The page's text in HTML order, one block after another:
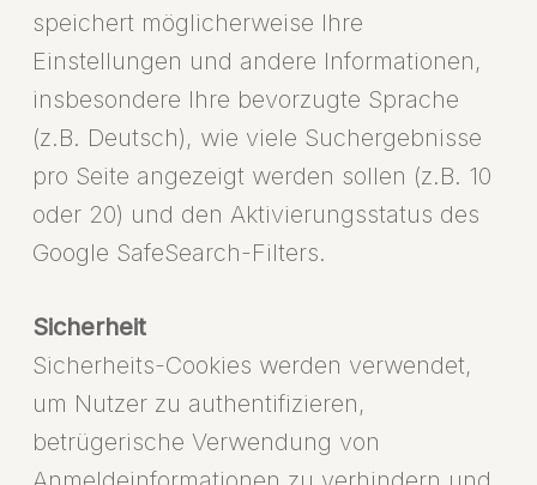
speichert möglicherweise Ihre
Einstellungen und andere Informationen,
insbesondere Ihre bevorzugte Sprache
(z.B. Deutsch), wie viele Suchergebnisse
pro Seite angezeigt werden sollen (z.B. 10
oder 20) und den Aktivierungsstatus des
Google SafeSearch-Filters.
Sicherheit
Sicherheits-Cookies werden verwendet,
um Nutzer zu authentifizieren,
betrügerische Verwendung von